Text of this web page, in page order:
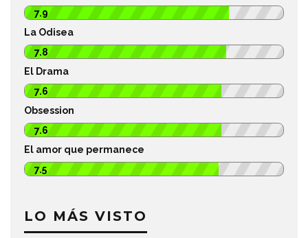
7.9
La Odisea
7.8
El Drama
7.6
Obsession
7.6
El amor que permanece
7.5
LO MÁS VISTO